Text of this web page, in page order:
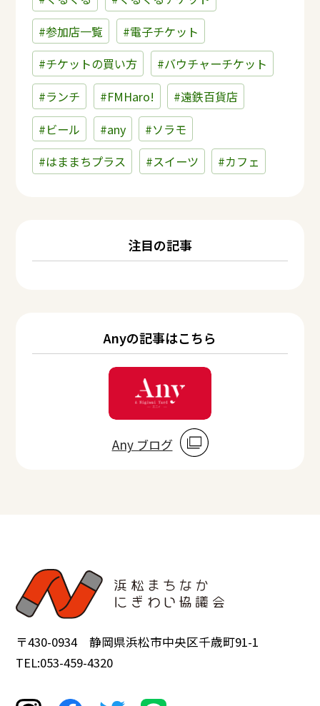
#参加店一覧
#電子チケット
#チケットの買い方
#バウチャーチケット
#ランチ
#FMHaro!
#遠鉄百貨店
#ビール
#any
#ソラモ
#はままちプラス
#スイーツ #カフェ
注目の記事
Anyの記事はこちら
Any ブログ
〒430-0934 静岡県浜松市中央区千歳町91-1
TEL:053-459-4320